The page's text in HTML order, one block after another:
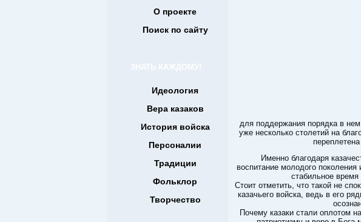
О проекте
Поиск по сайту
ЗНАТЬ КАЖДОМУ!
Идеология
Вера казаков
История войска
Персоналии
Традиции
Фольклор
Творчество
для поддержания порядка в
уже несколько столетий на
Именно благодаря
воспитание молодого
стабильное время
Стоит отметить, что такой не
казачьего войска, ведь в его
Почему казаки стали оплотом